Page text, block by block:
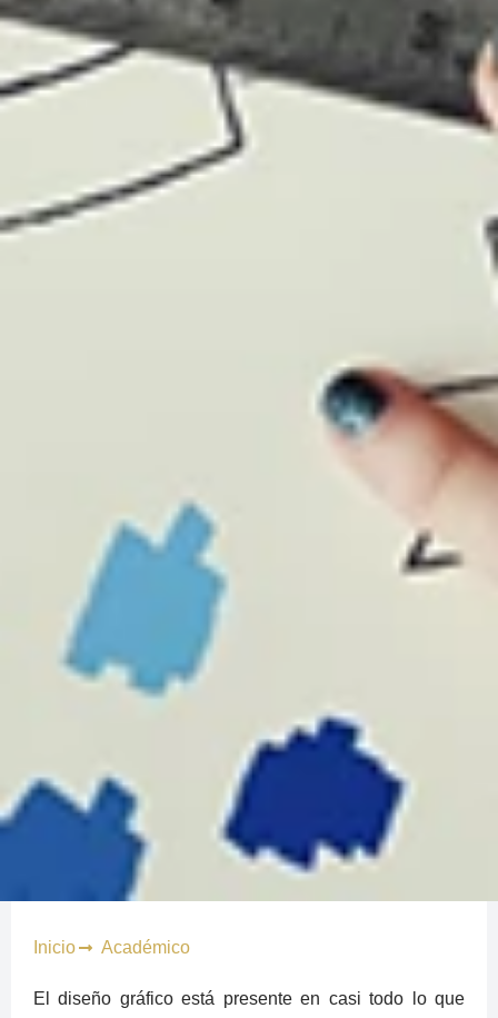
Inicio Académico
El diseño gráfico está presente en casi todo lo que